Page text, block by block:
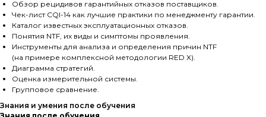
Обзор рецидивов гарантийных отказов поставщиков.
Чек-лист CQI-14 как лучшие практики по менеджменту гарантии.
Каталог известных эксплуатационных отказов.
Понятия NTF, их виды и симптомы проявления.
Инструменты для анализа и определения причин NTF
(на примере комплексной методологии RED X).
Диаграмма стратегий.
Оценка измерительной системы.
Групповое сравнение.
Знания и умения после обучения